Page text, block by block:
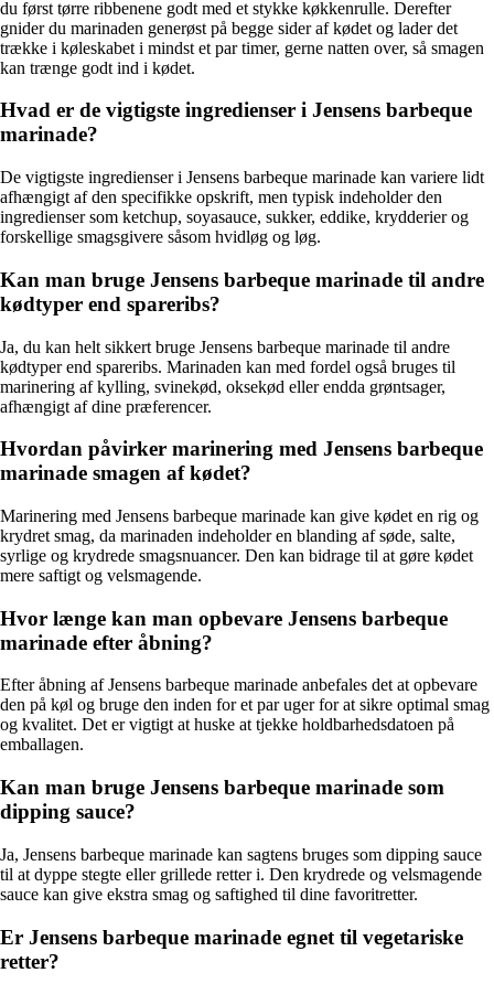
du først tørre ribbenene godt med et stykke køkkenrulle. Derefter
gnider du marinaden generøst på begge sider af kødet og lader det
trække i køleskabet i mindst et par timer, gerne natten over, så smagen
kan trænge godt ind i kødet.
Hvad er de vigtigste ingredienser i Jensens barbeque
marinade?
De vigtigste ingredienser i Jensens barbeque marinade kan variere lidt
afhængigt af den specifikke opskrift, men typisk indeholder den
ingredienser som ketchup, soyasauce, sukker, eddike, krydderier og
forskellige smagsgivere såsom hvidløg og løg.
Kan man bruge Jensens barbeque marinade til andre
kødtyper end spareribs?
Ja, du kan helt sikkert bruge Jensens barbeque marinade til andre
kødtyper end spareribs. Marinaden kan med fordel også bruges til
marinering af kylling, svinekød, oksekød eller endda grøntsager,
afhængigt af dine præferencer.
Hvordan påvirker marinering med Jensens barbeque
marinade smagen af kødet?
Marinering med Jensens barbeque marinade kan give kødet en rig og
krydret smag, da marinaden indeholder en blanding af søde, salte,
syrlige og krydrede smagsnuancer. Den kan bidrage til at gøre kødet
mere saftigt og velsmagende.
Hvor længe kan man opbevare Jensens barbeque
marinade efter åbning?
Efter åbning af Jensens barbeque marinade anbefales det at opbevare
den på køl og bruge den inden for et par uger for at sikre optimal smag
og kvalitet. Det er vigtigt at huske at tjekke holdbarhedsdatoen på
emballagen.
Kan man bruge Jensens barbeque marinade som
dipping sauce?
Ja, Jensens barbeque marinade kan sagtens bruges som dipping sauce
til at dyppe stegte eller grillede retter i. Den krydrede og velsmagende
sauce kan give ekstra smag og saftighed til dine favoritretter.
Er Jensens barbeque marinade egnet til vegetariske
retter?